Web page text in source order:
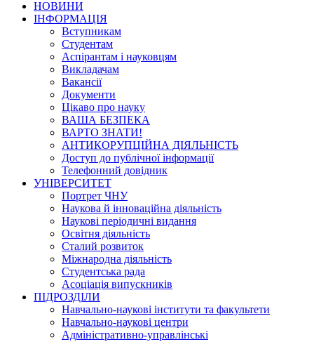
НОВИНИ
ІНФОРМАЦІЯ
Вступникам
Студентам
Аспірантам і науковцям
Викладачам
Вакансії
Документи
Цікаво про науку
ВАША БЕЗПЕКА
ВАРТО ЗНАТИ!
АНТИКОРУПЦІЙНА ДІЯЛЬНІСТЬ
Доступ до публічної інформації
Телефонний довідник
УНІВЕРСИТЕТ
Портрет ЧНУ
Наукова й інноваційна діяльність
Наукові періодичні видання
Освітня діяльність
Сталий розвиток
Міжнародна діяльність
Студентська рада
Асоціація випускників
ПІДРОЗДІЛИ
Навчально-наукові інститути та факультети
Навчально-наукові центри
Адміністративно-управлінські